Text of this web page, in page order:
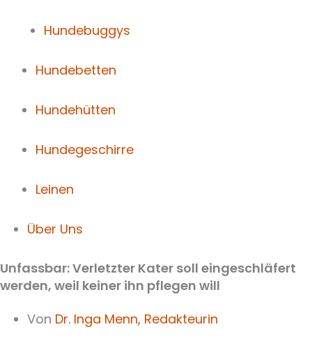
Hundebuggys
Hundebetten
Hundehütten
Hundegeschirre
Leinen
Über Uns
Unfassbar: Verletzter Kater soll eingeschläfert
werden, weil keiner ihn pflegen will
Von Dr. Inga Menn, Redakteurin